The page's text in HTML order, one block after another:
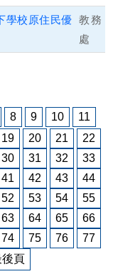
學校原住民優 教務
處
8 9 10
11
19 20 21
22
30 31 32
33
41 42 43
44
52 53 54
55
63 64 65
66
74 75 76
77
後頁